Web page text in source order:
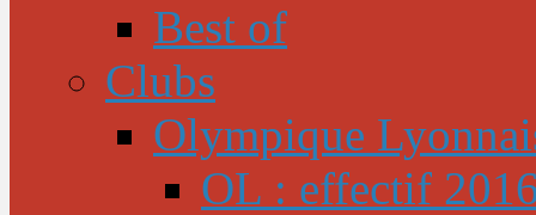
Best of
Clubs
Olympique
OL : effectif